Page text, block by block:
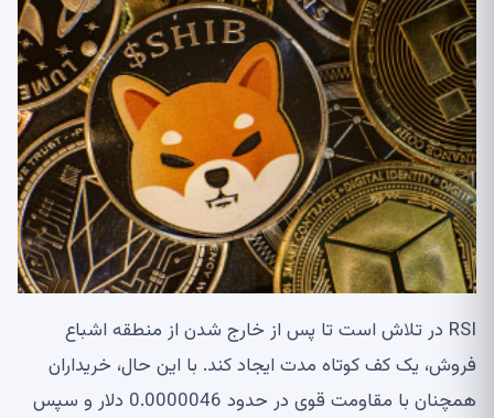
RSI در تلاش است تا پس از خارج شدن از منطقه اشباع
فروش، یک کف کوتاه مدت ایجاد کند. با این حال، خریداران
همچنان با مقاومت قوی در حدود 0.0000046 دلار و سپس